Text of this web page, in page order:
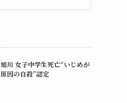
旭川 女子中学生死亡“いじめが
原因の自殺”認定